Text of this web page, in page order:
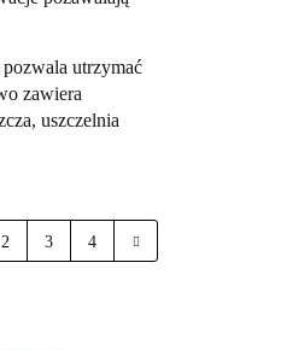
utrzymać
zawiera
uszczelnia
2 3 4